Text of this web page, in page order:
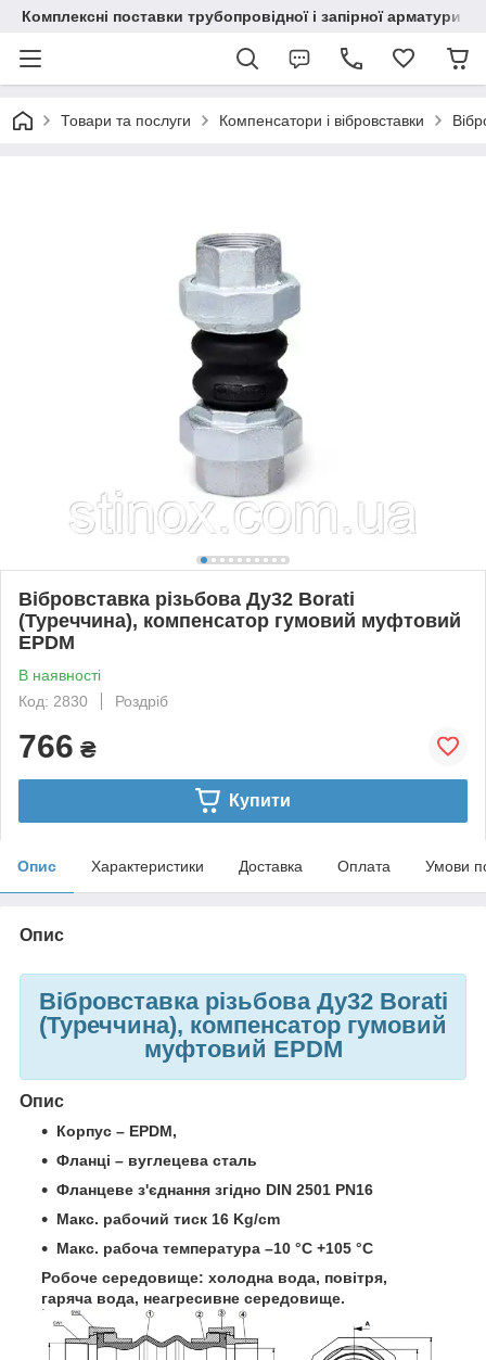
Комплексні поставки трубопровідної і запірної арматури
Товари та послуги Компенсатори і вібровставки
Вібровставка різьбова Ду32 Borati
(Туреччина), компенсатор гумовий муфтовий
EPDM
В наявності
Код: 2830
Роздріб
766 ₴
Купити
Опис Характеристики Доставка Оплата Умови
Опис
Вібровставка різьбова Ду32 Borati
(Туреччина), компенсатор гумовий
муфтовий EPDM
Опис
Корпус – EPDM,
Фланці – вуглецева сталь
Фланцеве з'єднання згідно DIN 2501 PN16
Макс. рабочий тиск 16 Kg/cm
Макс. рабоча температура –10 °С +105 °С
Робоче середовище: холодна вода, повітря,
гаряча вода, неагресивне середовище.